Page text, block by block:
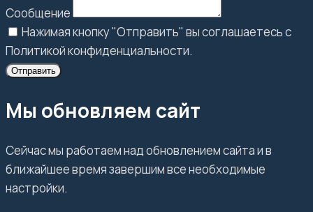
Сообщение
Нажимая кнопку "Отправить" вы соглашаетесь с
Политикой конфиденциальности.
Отправить
Мы обновляем сайт
Сейчас мы работаем над обновлением сайта и в
ближайшее время завершим все необходимые
настройки.